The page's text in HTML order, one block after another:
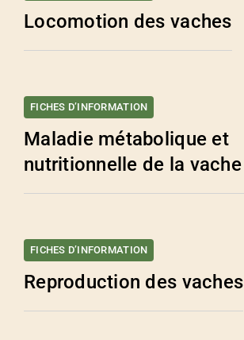
Locomotion des vaches
FICHES D’INFORMATION
Maladie métabolique et
nutritionnelle de la vache
FICHES D’INFORMATION
Reproduction des vaches